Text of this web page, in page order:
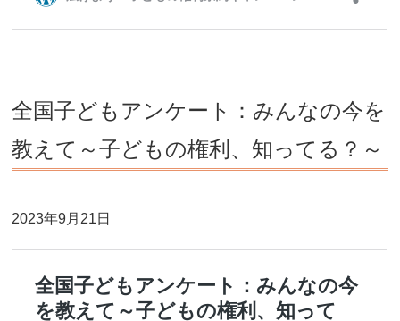
全国子どもアンケート：みんなの今を
教えて～子どもの権利、知ってる？～
2023年9月21日